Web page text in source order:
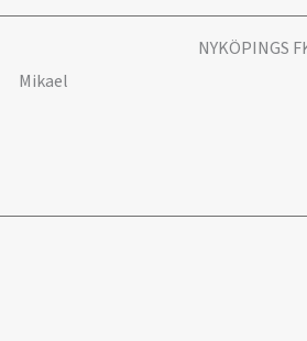
Mikael
NYKÖPINGS